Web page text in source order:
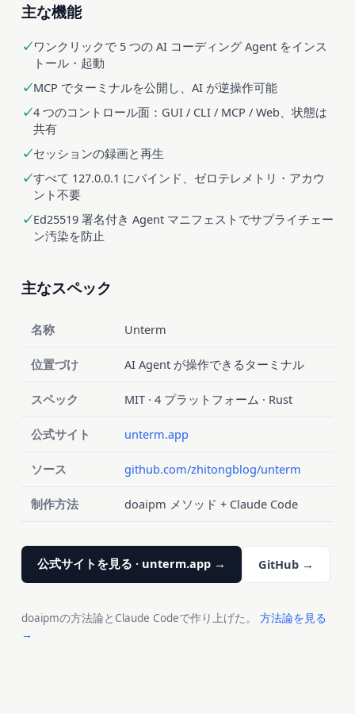
主な機能
ワンクリックで 5 つの AI コーディング Agent をインス
トール・起動
MCP でターミナルを公開し、AI が逆操作可能
4 つのコントロール面：GUI / CLI / MCP / Web、状態は
共有
セッションの録画と再生
すべて 127.0.0.1 にバインド、ゼロテレメトリ・アカウ
ント不要
Ed25519 署名付き Agent マニフェストでサプライチェー
ン汚染を防止
主なスペック
名称 Unterm
位置づけ AI Agent が操作できるターミナル
スペック MIT · 4 プラットフォーム · Rust
公式サイト unterm.app
ソース github.com/zhitongblog/unterm
制作方法 doaipm メソッド + Claude Code
公式サイトを見る · unterm.app → GitHub →
doaipmの方法論とClaude Codeで作り上げた。 方法論を見る
→